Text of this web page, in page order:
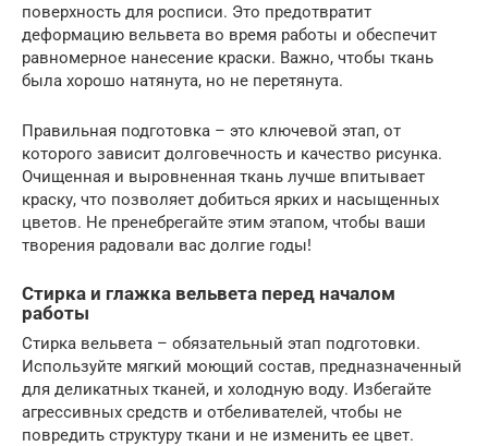
поверхность для росписи. Это предотвратит
деформацию вельвета во время работы и обеспечит
равномерное нанесение краски. Важно, чтобы ткань
была хорошо натянута, но не перетянута.
Правильная подготовка – это ключевой этап, от
которого зависит долговечность и качество рисунка.
Очищенная и выровненная ткань лучше впитывает
краску, что позволяет добиться ярких и насыщенных
цветов. Не пренебрегайте этим этапом, чтобы ваши
творения радовали вас долгие годы!
Стирка и глажка вельвета перед началом
работы
Стирка вельвета – обязательный этап подготовки.
Используйте мягкий моющий состав, предназначенный
для деликатных тканей, и холодную воду. Избегайте
агрессивных средств и отбеливателей, чтобы не
повредить структуру ткани и не изменить ее цвет.